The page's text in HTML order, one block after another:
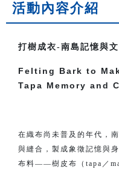
活動內容介紹
打樹成衣-南島記憶與
Felting Bark to
Tapa Memory and
在織布尚未普及的年代，
與縫合，製成象徵記憶與
布料——樹皮布（tapa／